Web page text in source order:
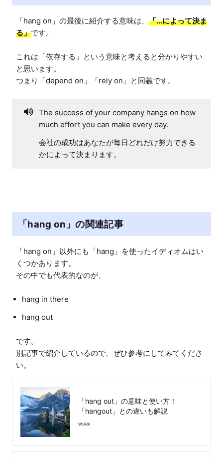
「hang on」の最後に紹介する意味は、 「...によって決ま
る」です。
これは「依存する」という意味と考えると分かりやすい
と思います。
つまり「depend on」「rely on」と同義です。
The success of your company hangs on how
much effort you can make every day.
会社の成功はあなたが毎日どれだけ努力できる
かによって決まります。
「hang on」の関連記事
「hang on」以外にも「hang」を使ったイディオムはい
くつかあります。
hang in there
hang out
です。
別記事で紹介しているので、ぜひ参考にしてみてくださ
「hang out」の意味と使い方！
「hangout」との違いも解説
WURK